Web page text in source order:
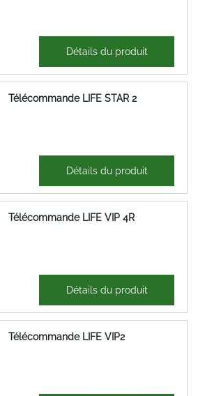
Détails du produit
Télécommande LIFE STAR 2
Détails du produit
Télécommande LIFE VIP 4R
Détails du produit
Télécommande LIFE VIP2